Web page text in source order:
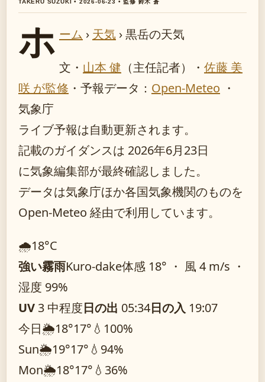
TAKERU SUZUKI • 2026-06-23 • 監修 鈴木 蒼
ホ ーム › 天気 ›黒岳の天気
文・ 山本 健 （主任記者） ・ 佐藤 美
咲 が監修 ・ 予報データ： Open-Meteo ・
気象庁
ライブ予報は自動更新されます。
記載のガイダンスは 2026年6月23日
に気象編集部が最終確認しました。
データは気象庁ほか各国気象機関のものを
Open-Meteo 経由で利用しています。
🌧️18°C
強い霧雨Kuro-dake体感 18° ・ 風 4 m/s ・
湿度 99%
UV 3 中程度日の出 05:34日の入 19:07
今日🌦️18°17° 💧100%
Sun🌦️19°17° 💧94%
Mon🌦️18°17° 💧36%